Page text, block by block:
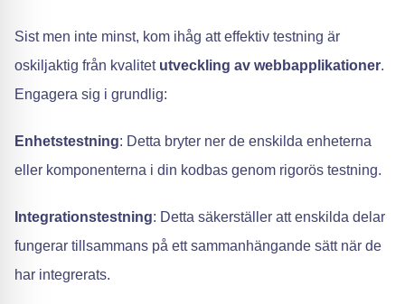
Sist men inte minst, kom ihåg att effektiv testning är
oskiljaktig från kvalitet utveckling av webbapplikationer.
Engagera sig i grundlig:
Enhetstestning: Detta bryter ner de enskilda enheterna
eller komponenterna i din kodbas genom rigorös testning.
Integrationstestning: Detta säkerställer att enskilda delar
fungerar tillsammans på ett sammanhängande sätt när de
har integrerats.